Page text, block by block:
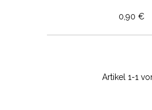
0,90 €
Artikel 1-1